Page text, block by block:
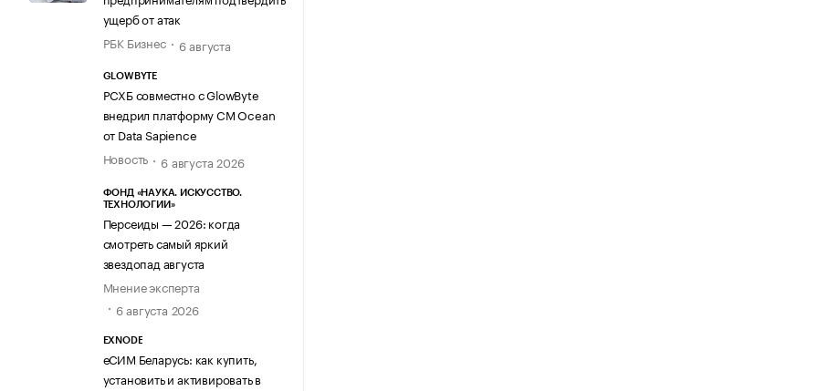
ущерб от атак
РБК Бизнес
6 августа
GLOWBYTE
РСХБ совместно с GlowByte
внедрил платформу CM Ocean
от Data Sapience
Новость
6 августа 2026
ФОНД «НАУКА. ИСКУССТВО.
ТЕХНОЛОГИИ»
Персеиды — 2026: когда
смотреть самый яркий
звездопад августа
Мнение эксперта
6 августа 2026
EXNODE
еСИМ Беларусь: как купить,
установить и активировать в